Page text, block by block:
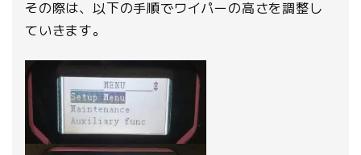
その際は、以下の手順でワイパーの高さを調整し
ていきます。